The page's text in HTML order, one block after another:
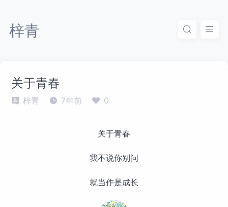
梓青
关于青春
梓青 7年前 0
关于青春
我不说你别问
就当作是成长